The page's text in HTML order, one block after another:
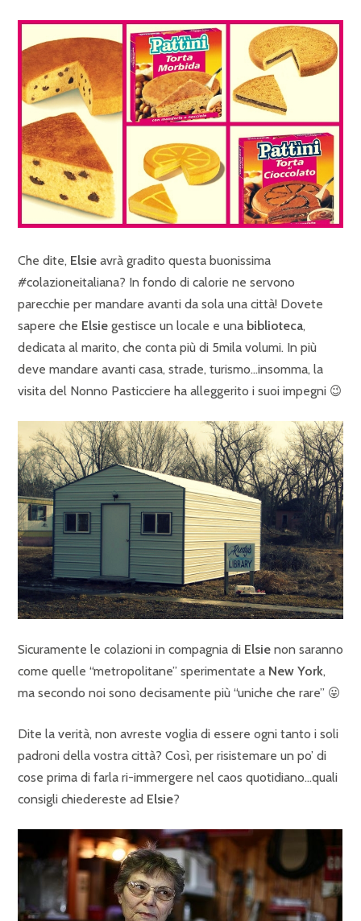
Che dite, Elsie avrà gradito questa buonissima
#colazioneitaliana? In fondo di calorie ne servono
parecchie per mandare avanti da sola una città! Dovete
sapere che Elsie gestisce un locale e una biblioteca,
dedicata al marito, che conta più di 5mila volumi. In più
deve mandare avanti casa, strade, turismo…insomma, la
visita del Nonno Pasticciere ha alleggerito i suoi impegni 😉
Sicuramente le colazioni in compagnia di Elsie non saranno
come quelle “metropolitane” sperimentate a New York,
ma secondo noi sono decisamente più “uniche che rare” 😛
Dite la verità, non avreste voglia di essere ogni tanto i soli
padroni della vostra città? Così, per risistemare un po’ di
cose prima di farla ri-immergere nel caos quotidiano…quali
consigli chiedereste ad Elsie?